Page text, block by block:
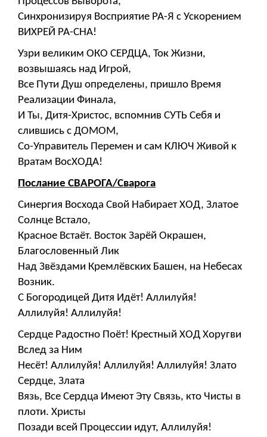
Синхронизируя Восприятие РА-Я с Ускорением
ВИХРЕЙ РА-СНА!
Узри великим ОКО СЕРДЦА, Ток Жизни,
возвышаясь над Игрой,
Все Пути Душ определены, пришло Время
Реализации Финала,
И Ты, Дитя-Христос, вспомнив СУТЬ Себя и
слившись с ДОМОМ,
Со-Управитель Перемен и сам КЛЮЧ Живой к
Вратам ВосХОДА!
Послание СВАРОГА/Сварога
Синергия Восхода Свой Набирает ХОД, Златое
Солнце Встало,
Красное Встаёт. Восток Зарёй Окрашен,
Благословенный Лик
Над Звёздами Кремлёвских Башен, на Небесах
Возник.
С Богородицей Дитя Идёт! Аллилуйя!
Аллилуйя! Аллилуйя!
Сердце Радостно Поёт! Крестный ХОД Хоругви
Вслед за Ним
Несёт! Аллилуйя! Аллилуйя! Аллилуйя! Злато
Сердце, Злата
Вязь, Все Сердца Имеют Эту Связь, кто Чисты в
плоти. Христы
Позади всей Процессии идут, Аллилуйя!